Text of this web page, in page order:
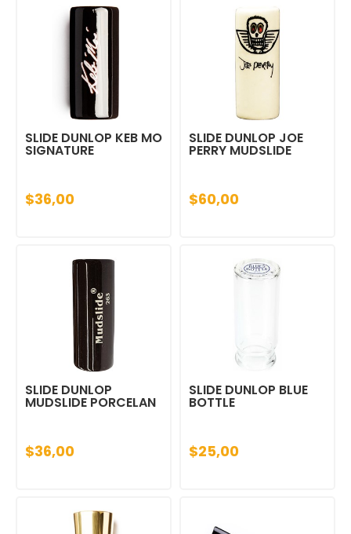
SLIDE DUNLOP KEB MO
SIGNATURE
$36,00
SLIDE DUNLOP JOE
PERRY MUDSLIDE
$60,00
SLIDE DUNLOP
MUDSLIDE PORCELAN
$36,00
SLIDE DUNLOP BLUE
BOTTLE
$25,00